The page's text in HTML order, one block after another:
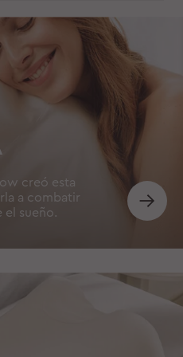
creó esta
a combatir
el sueño.